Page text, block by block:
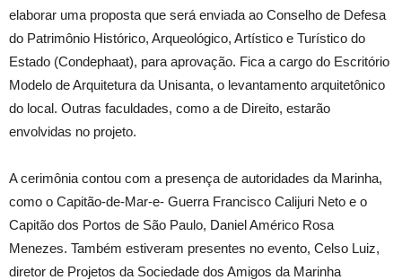
elaborar uma proposta que será enviada ao Conselho de Defesa
do Patrimônio Histórico, Arqueológico, Artístico e Turístico do
Estado (Condephaat), para aprovação. Fica a cargo do Escritório
Modelo de Arquitetura da Unisanta, o levantamento arquitetônico
do local. Outras faculdades, como a de Direito, estarão
envolvidas no projeto.
A cerimônia contou com a presença de autoridades da Marinha,
como o Capitão-de-Mar-e- Guerra Francisco Calijuri Neto e o
Capitão dos Portos de São Paulo, Daniel Américo Rosa
Menezes. Também estiveram presentes no evento, Celso Luiz,
diretor de Projetos da Sociedade dos Amigos da Marinha